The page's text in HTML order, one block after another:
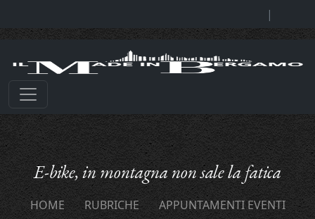
|
E-bike, in montagna non sale la fatica
HOME RUBRICHE APPUNTAMENTI EVENTI